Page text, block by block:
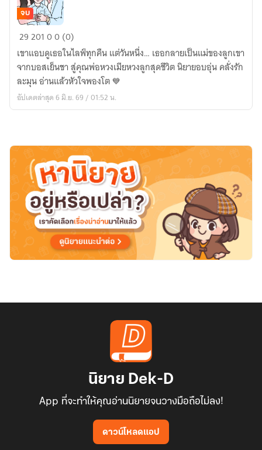
อุ้ม
ป่วน
ใจ
บอส
จบ
2920100 (0)
เขาแอบดูเธอในไลฟ์ทุกคืน แต่วันหนึ่ง… เธอกลายเป็นแม่ของลูกเขา
จากบอสเย็นชา สู่คุณพ่อหวงเมียหวงลูกสุดชีวิต นิยายอบอุ่น คลั่งรัก
ละมุน อ่านแล้วหัวใจพองโต 💙
อัปเดตล่าสุด 6 มิ.ย. 69 / 01:52 น.
นิยาย Dek-D
App ที่จะทำให้คุณอ่านนิยายจนวางมือถือไม่ลง!
ดาวน์โหลดแอป